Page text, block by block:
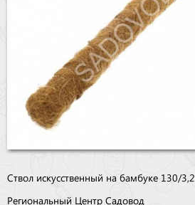
Ствол искусственный на бамбуке 130/3,2
Региональный Центр Садовод